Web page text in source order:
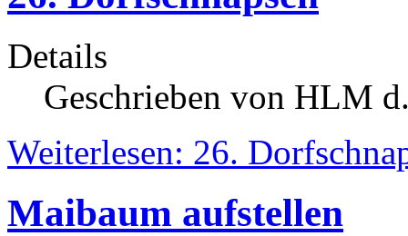
Details
Geschrieben von HLM
Weiterlesen: 26.
Maibaum aufstellen